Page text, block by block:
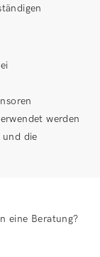
werden
die
eine Beratung?